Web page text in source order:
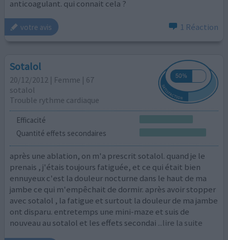
anticoagulant. qui connait cela ?
votre avis 1 Réaction
Sotalol
20/12/2012 | Femme | 67
sotalol
Trouble rythme cardiaque
Efficacité
Quantité effets secondaires
après une ablation, on m'a prescrit sotalol. quand je le
prenais , j'étais toujours fatiguée, et ce qui était bien
ennuyeux c'est la douleur nocturne dans le haut de ma
jambe ce qui m'empêchait de dormir. après avoir stopper
avec sotalol , la fatigue et surtout la douleur de ma jambe
ont disparu. entretemps une mini-maze et suis de
nouveau au sotalol et les effets secondai ...lire la suite